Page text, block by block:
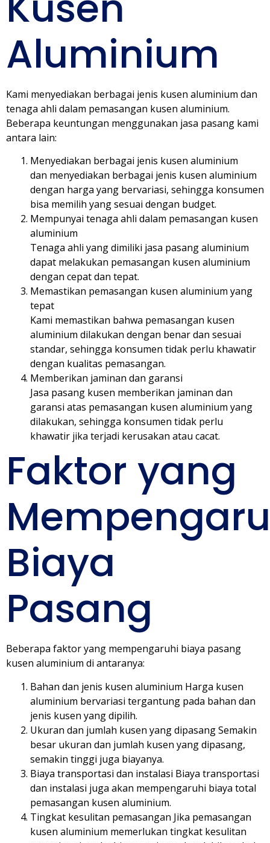
Aluminium
Kami menyediakan berbagai jenis kusen aluminium dan
tenaga ahli dalam pemasangan kusen aluminium.
Beberapa keuntungan menggunakan jasa pasang kami
antara lain:
Menyediakan berbagai jenis kusen aluminium
dan menyediakan berbagai jenis kusen aluminium
dengan harga yang bervariasi, sehingga konsumen
bisa memilih yang sesuai dengan budget.
Mempunyai tenaga ahli dalam pemasangan kusen
aluminium
Tenaga ahli yang dimiliki jasa pasang aluminium
dapat melakukan pemasangan kusen aluminium
dengan cepat dan tepat.
Memastikan pemasangan kusen aluminium yang
tepat
Kami memastikan bahwa pemasangan kusen
aluminium dilakukan dengan benar dan sesuai
standar, sehingga konsumen tidak perlu khawatir
dengan kualitas pemasangan.
Memberikan jaminan dan garansi
Jasa pasang kusen memberikan jaminan dan
garansi atas pemasangan kusen aluminium yang
dilakukan, sehingga konsumen tidak perlu
khawatir jika terjadi kerusakan atau cacat.
Faktor yang
Biaya
Pasang
Beberapa faktor yang mempengaruhi biaya pasang
kusen aluminium di antaranya:
Bahan dan jenis kusen aluminium Harga kusen
aluminium bervariasi tergantung pada bahan dan
jenis kusen yang dipilih.
Ukuran dan jumlah kusen yang dipasang Semakin
besar ukuran dan jumlah kusen yang dipasang,
semakin tinggi juga biayanya.
Biaya transportasi dan instalasi Biaya transportasi
dan instalasi juga akan mempengaruhi biaya total
pemasangan kusen aluminium.
Tingkat kesulitan pemasangan Jika pemasangan
kusen aluminium memerlukan tingkat kesulitan